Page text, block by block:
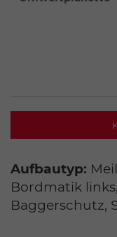
Aufbautyp:
Bordmatik
Baggerschutz,